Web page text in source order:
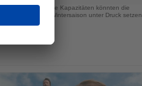
und zusätzliche Kapazitäten könnten die
der kommenden Wintersaison unter Druck setzen